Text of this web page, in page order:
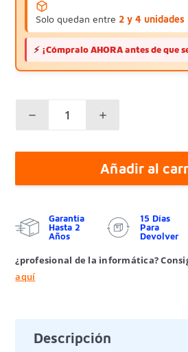
Solo quedan entre 2 y 4 unidades
⚡ ¡Cómpralo AHORA antes de que
Añadir al
Garantía
Hasta 2
Años
15 Días
Para
Devolver
¿profesional de la informática?
aquí
Descripción